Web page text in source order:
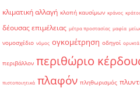
κλιματική αλλαγή κλοπή καυσίμων κράνος
δέουσας επιμέλειας μέτρα προστασίας μαφία
νομοσχέδιο νόμος ογκομέτρηση οδηγοί
περιβάλλον περιθώριο
πιστοποιητικά πλαφόν πληθωρισμός